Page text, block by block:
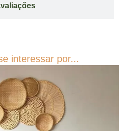
interessar por...